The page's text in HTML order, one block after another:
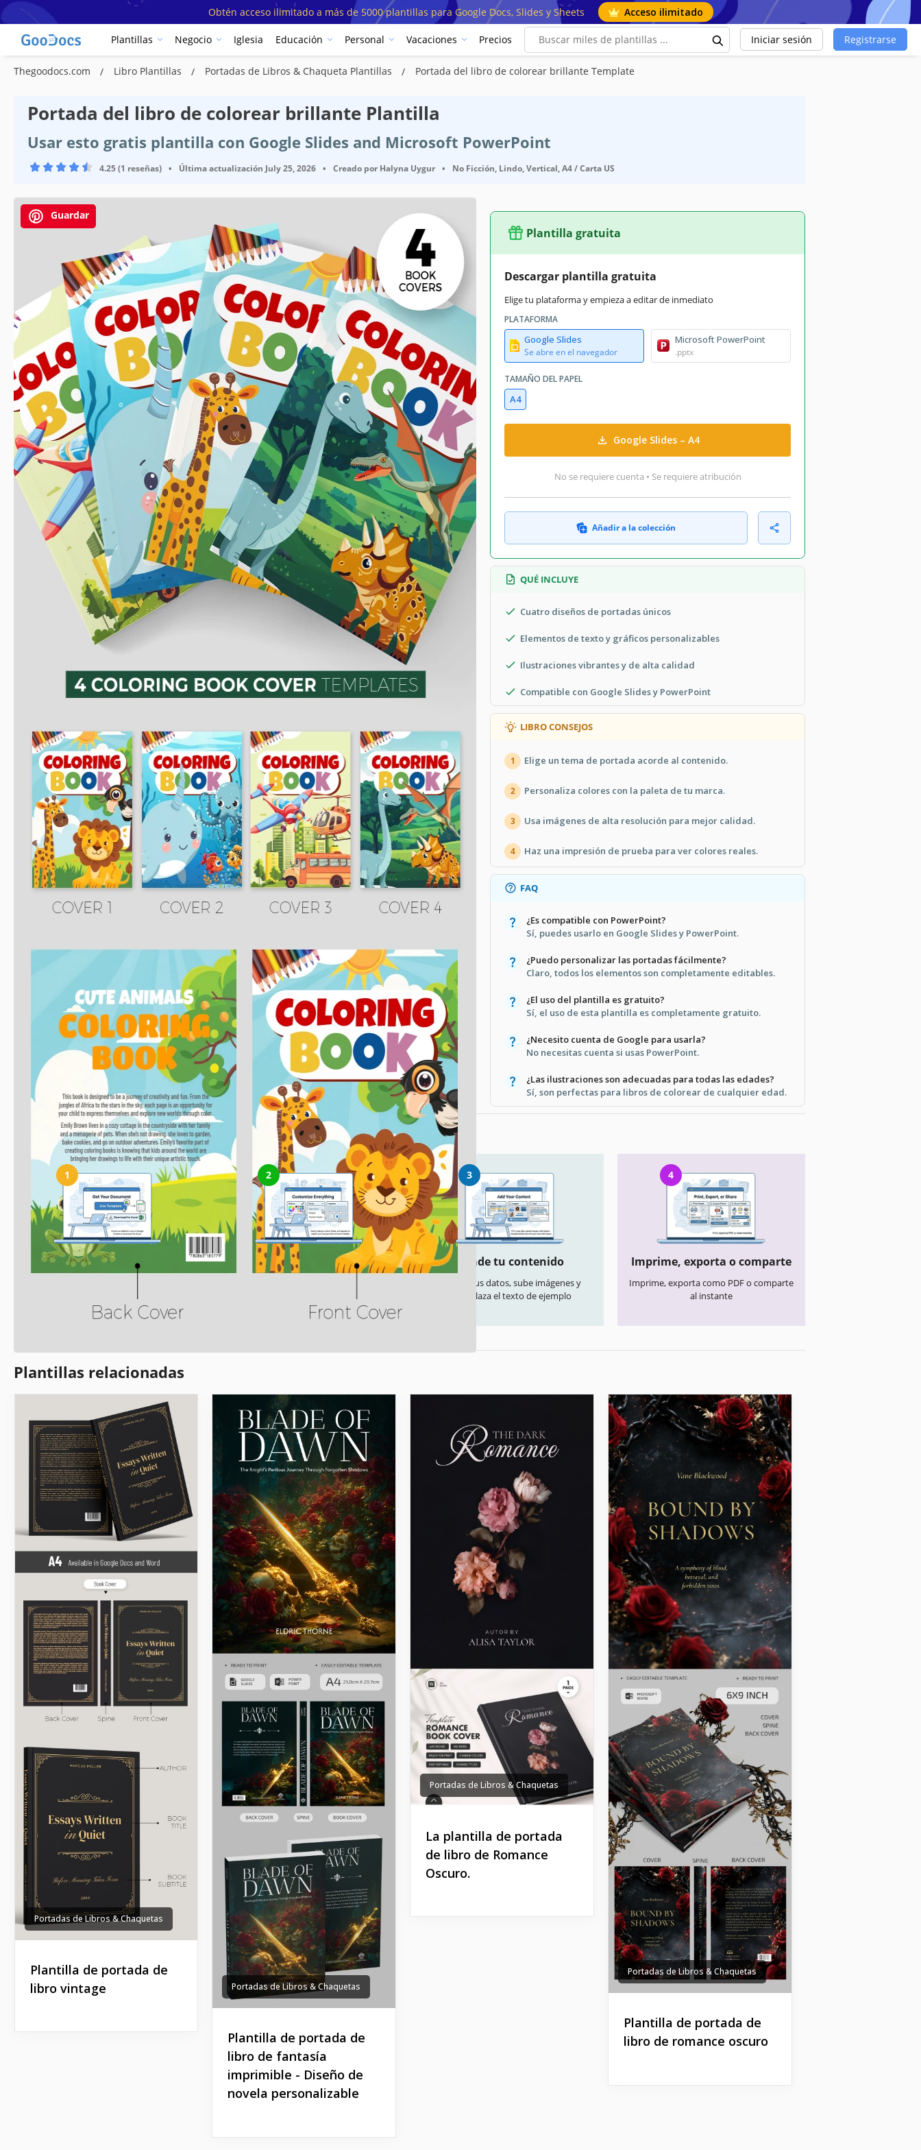
Obtén acceso ilimitado a más de 5000 plantillas para Google Docs, Slides y Sheets Acceso ilimitado
Plantillas Negocio Iglesia Educación Personal Vacaciones Precios Iniciar sesión Registrarse
Thegoodocs.com Libro Plantillas Portadas de Libros & Chaqueta Plantillas Portada del libro de colorear brillante Template
Portada del libro de colorear brillante Plantilla
Usar esto gratis plantilla con Google Slides and Microsoft PowerPoint
4.25 (1 reseñas) • Última actualización July 25, 2026 • Creado por Halyna Uygur • No Ficción, Lindo, Vertical, A4 / Carta US
Guardar
Especificaciones de la plantilla
Google Slides, Microsoft PowerPoint
Orientación
Vertical Libro Plantillas
Tamaño
A4 / Carta US Libro Plantillas
Creado
June 28, 2024
Última actualización
July 25, 2026
Comunidad
Añadido a colecciones por 14 Usuarios
Estadísticas de uso
21 descargas este mes
Características clave de esta plantilla
Adecuado Para
Publisher , Self Publish
Categoría De Libros
No Ficción Libro Plantillas
Estilo
Lindo Libro Plantillas
Sobre esta plantilla
Esta Plantilla de Portada de Libro para Colorear consiste en cuatro opciones de portada para tu libro
de texto. Los diseños son perfectos para libros de colorear para niños de cualquier edad. Puedes
usar todas las opciones proporcionadas o elegir la que más te guste.
Diferentes Estilos en unaPlantilla de Chaqueta de Libro Gratis
Nuestro diseño de portada de libro para colorear consta de cuatro espacios en blanco para la
Con animales pintados - un león, un tucán y una jirafa. Árboles verdes con hierba se colocan
Para pequeños ingenieros con un avión, un helicóptero, un autobús y edificios.
Para amantes de los dinosaurios con diferentes especies.
Puedes usar esta portada de libro como idea para tu diseño o simplemente personalizarla. En
nuestro sitio web, encontrarás unaplantilla de portada de libro para colorearúnica y más ideas de
diseño.
Plantilla gratuita
Descargar plantilla gratuita
Elige tu plataforma y empieza a editar de inmediato
PLATAFORMA
Google Slides
Se abre en el navegador
Microsoft PowerPoint
.pptx
TAMAÑO DEL PAPEL
A4
Google Slides – A4
No se requiere cuenta • Se requiere atribución
Añadir a la colección
QUÉ INCLUYE
Cuatro diseños de portadas únicos
Elementos de texto y gráficos personalizables
Ilustraciones vibrantes y de alta calidad
Compatible con Google Slides y PowerPoint
LIBRO CONSEJOS
1 Elige un tema de portada acorde al contenido.
2 Personaliza colores con la paleta de tu marca.
3 Usa imágenes de alta resolución para mejor calidad.
4 Haz una impresión de prueba para ver colores reales.
FAQ
¿Es compatible con PowerPoint?
Sí, puedes usarlo en Google Slides y PowerPoint.
¿Puedo personalizar las portadas fácilmente?
Claro, todos los elementos son completamente editables.
¿El uso del plantilla es gratuito?
Sí, el uso de esta plantilla es completamente gratuito.
¿Necesito cuenta de Google para usarla?
No necesitas cuenta si usas PowerPoint.
¿Las ilustraciones son adecuadas para todas las edades?
Sí, son perfectas para libros de colorear de cualquier edad.
Cómo usar y editar esta plantilla
1
Obtén tu documento
descargar para Microsoft PowerPoint
2
Personaliza todo
3
Añade tu contenido
Rellena tus datos, sube imágenes y
reemplaza el texto de ejemplo
4
Imprime, exporta o comparte
Imprime, exporta como PDF o comparte
al instante
Plantillas relacionadas
Portadas de Libros & Chaquetas
Plantilla de portada de
libro vintage
Portadas de Libros & Chaquetas
Plantilla de portada de
libro de fantasía
imprimible - Diseño de
novela personalizable
Portadas de Libros & Chaquetas
La plantilla de portada
de libro de Romance
Oscuro.
Portadas de Libros & Chaquetas
Plantilla de portada de
libro de romance oscuro